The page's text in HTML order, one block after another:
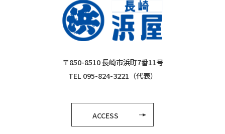
〒850-8510 長崎市浜町7番11号
TEL 095-824-3221（代表）
ACCESS